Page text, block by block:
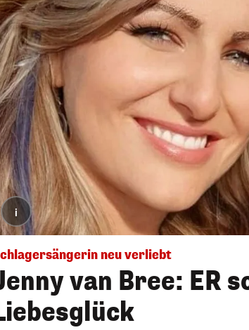
i
neu verliebt
van Bree: ER